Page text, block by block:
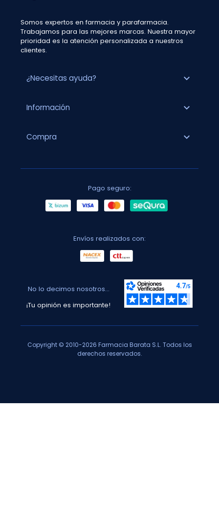
Somos expertos en farmacia y parafarmacia.
Trabajamos para las mejores marcas. Nuestra mayor
prioridad es la atención personalizada a nuestros
clientes.
¿Necesitas ayuda? expand_more
Información expand_more
Compra expand_more
Pago seguro:
Envíos realizados con:
No lo decimos nosotros...
¡Tu opinión es importante!
Copyright © 2010-2026 Farmacia Barata S.L. Todos los
derechos reservados.